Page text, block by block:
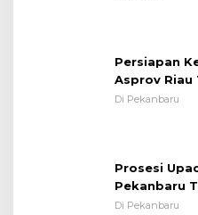
Persiapan
Asprov Riau
Lapangan
Di Pekanbaru
Prosesi
Pekanbaru
Dalam
Di Pekanbaru